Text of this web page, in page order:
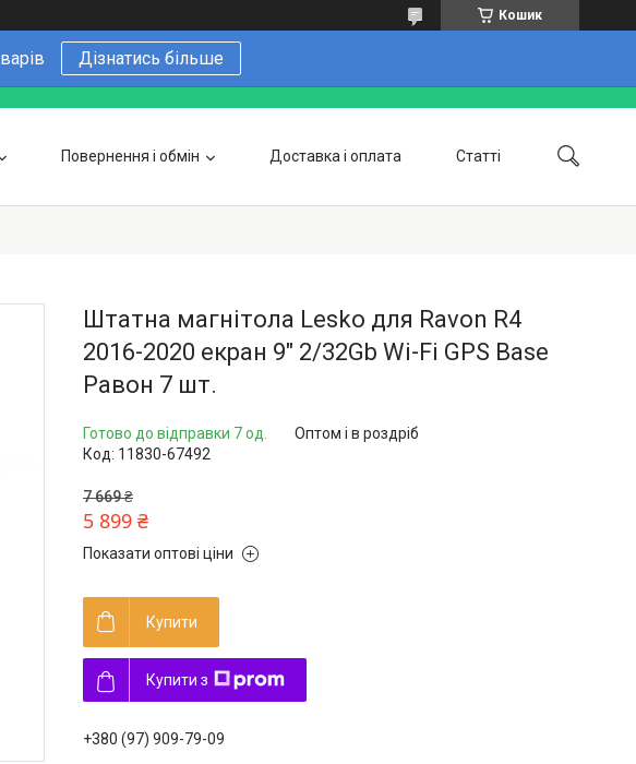
Кошик
Дізнатись більше
Повернення і обмін Доставка і оплата Статті
покупцям Напишіть нам в Telegram Фотогалерея
Штатна магнітола Lesko для Ravon R4
2016-2020 екран 9" 2/32Gb Wi-Fi GPS Base
Равон 7 шт.
Готово до відправки 7 од.
Оптом і в роздріб
Код: 11830-67492
7 669 ₴
5 899 ₴
Показати оптові ціни
Купити
Купити з
+380 (97) 909-79-09